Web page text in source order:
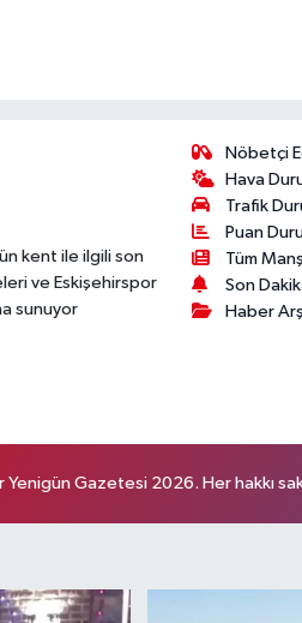
kent ile ilgili son
ve Eskişehirspor
sunuyor
Nöbetçi
Hava
Trafik
Puan
Tüm
Son
Haber
Gazetesi 2026. Her hakkı